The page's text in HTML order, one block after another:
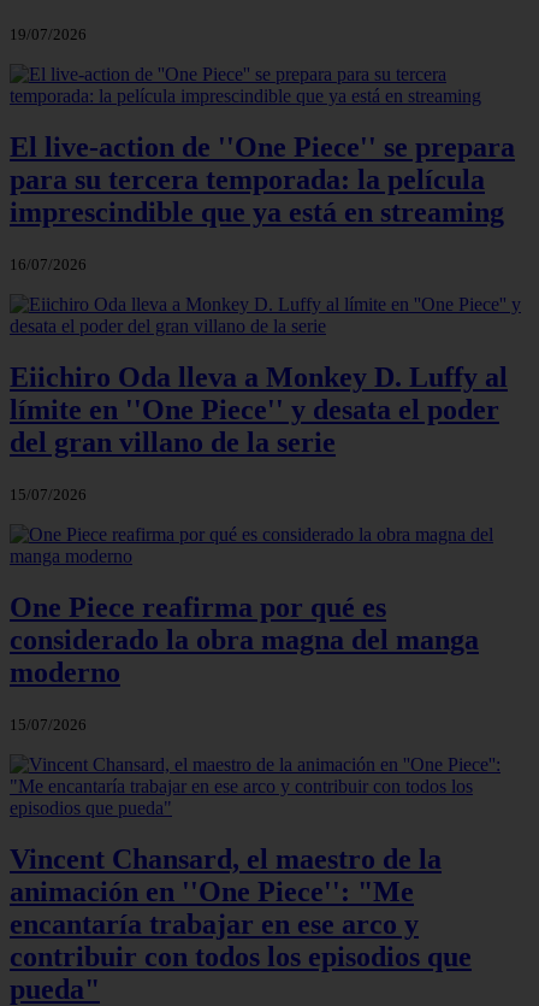
19/07/2026
El live-action de ''One Piece'' se prepara
para su tercera temporada: la película
imprescindible que ya está en streaming
16/07/2026
Eiichiro Oda lleva a Monkey D. Luffy al
límite en ''One Piece'' y desata el poder
del gran villano de la serie
15/07/2026
One Piece reafirma por qué es
considerado la obra magna del manga
moderno
15/07/2026
Vincent Chansard, el maestro de la
animación en ''One Piece'': "Me
encantaría trabajar en ese arco y
contribuir con todos los episodios que
pueda"